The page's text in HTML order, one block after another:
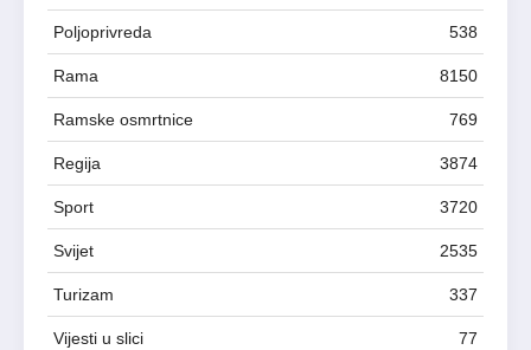
Poljoprivreda 538
Rama 8150
Ramske osmrtnice 769
Regija 3874
Sport 3720
Svijet 2535
Turizam 337
Vijesti u slici 77